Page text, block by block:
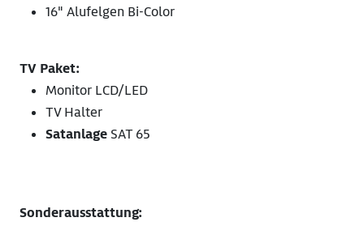
16" Alufelgen Bi-Color
TV Paket:
Monitor LCD/LED
TV Halter
Satanlage SAT 65
Sonderausstattung: